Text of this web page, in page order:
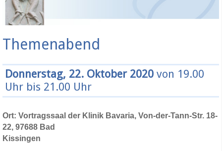
Themenabend
Donnerstag, 22. Oktober 2020 von 19.00
Uhr bis 21.00 Uhr
Ort: Vortragssaal der Klinik Bavaria, Von-der-Tann-Str. 18-
22, 97688 Bad